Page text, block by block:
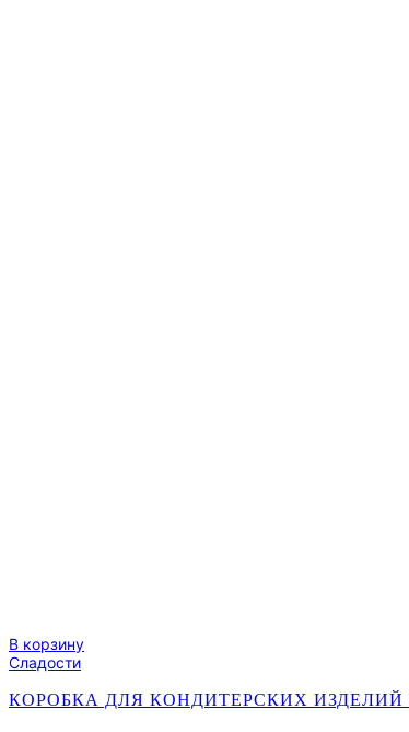
В корзину
Сладости
КОРОБКА ДЛЯ КОНДИТЕРСКИХ ИЗДЕЛИЙ